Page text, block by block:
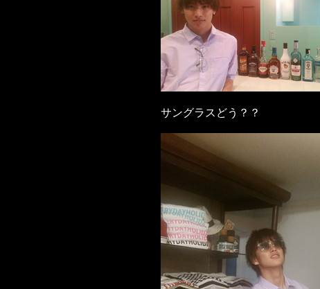
サングラスどう？？